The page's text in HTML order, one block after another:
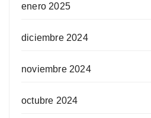
enero 2025
diciembre 2024
noviembre 2024
octubre 2024